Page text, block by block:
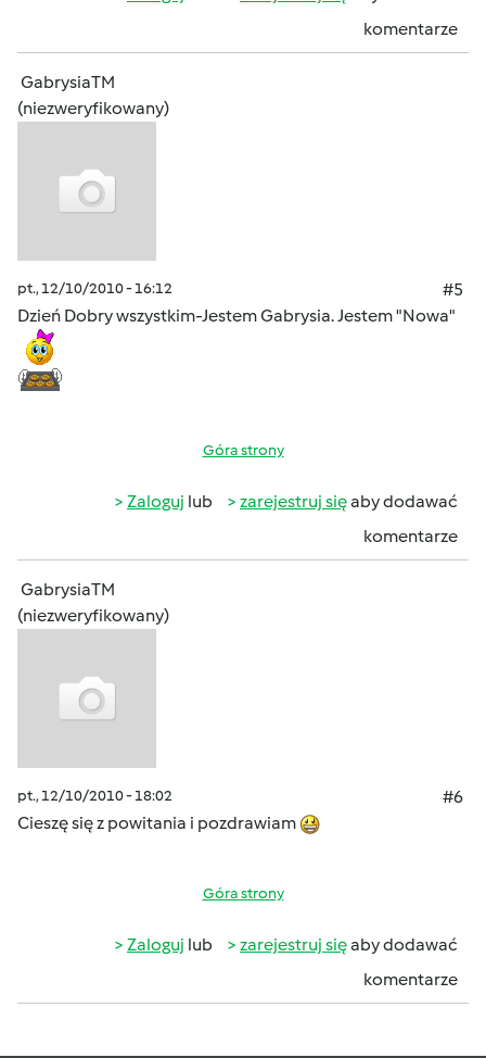
komentarze
GabrysiaTM
(niezweryfikowany)
pt., 12/10/2010 - 16:12
#5
Dzień Dobry wszystkim-Jestem Gabrysia. Jestem "Nowa"
Góra strony
Zaloguj lub zarejestruj sięaby dodawać
komentarze
GabrysiaTM
(niezweryfikowany)
pt., 12/10/2010 - 18:02
#6
Cieszę się z powitania i pozdrawiam
Góra strony
Zaloguj lub zarejestruj sięaby dodawać
komentarze